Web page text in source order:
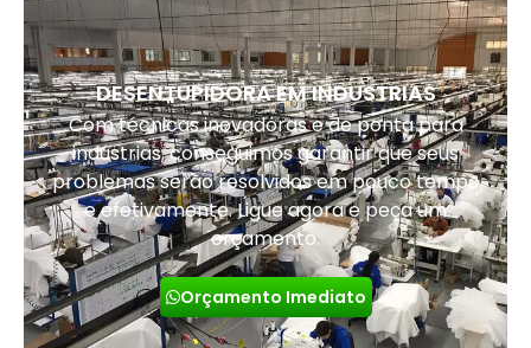
DESENTUPIDORA EM INDUSTRIAS
Com técnicas inovadoras e de ponta para
indústrias, conseguimos garantir que seus
problemas serão resolvidos em pouco tempo
e efetivamente. Ligue agora e peça um
orçamento.
Orçamento Imediato